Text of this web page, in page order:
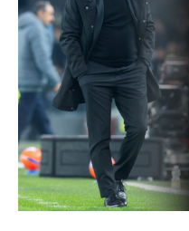
Calendari e Risultati
Classifiche